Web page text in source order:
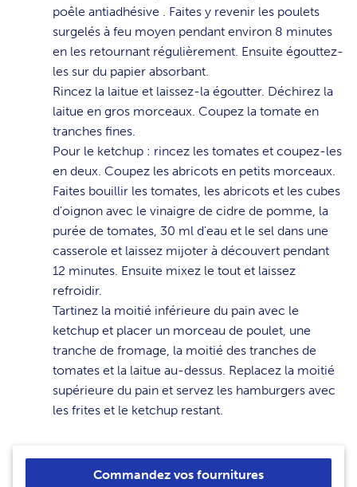
poêle antiadhésive . Faites y revenir les poulets
surgelés à feu moyen pendant environ 8 minutes
en les retournant régulièrement. Ensuite égouttez-
les sur du papier absorbant.
Rincez la laitue et laissez-la égoutter. Déchirez la
laitue en gros morceaux. Coupez la tomate en
tranches fines.
Pour le ketchup : rincez les tomates et coupez-les
en deux. Coupez les abricots en petits morceaux.
Faites bouillir les tomates, les abricots et les cubes
d'oignon avec le vinaigre de cidre de pomme, la
purée de tomates, 30 ml d'eau et le sel dans une
casserole et laissez mijoter à découvert pendant
12 minutes. Ensuite mixez le tout et laissez
refroidir.
Tartinez la moitié inférieure du pain avec le
ketchup et placer un morceau de poulet, une
tranche de fromage, la moitié des tranches de
tomates et la laitue au-dessus. Replacez la moitié
supérieure du pain et servez les hamburgers avec
les frites et le ketchup restant.
Commandez vos fournitures